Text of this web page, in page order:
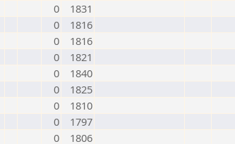
0
1831
0
1816
0
1816
0
1821
0
1840
0
1825
0
1810
0
1797
0
1806